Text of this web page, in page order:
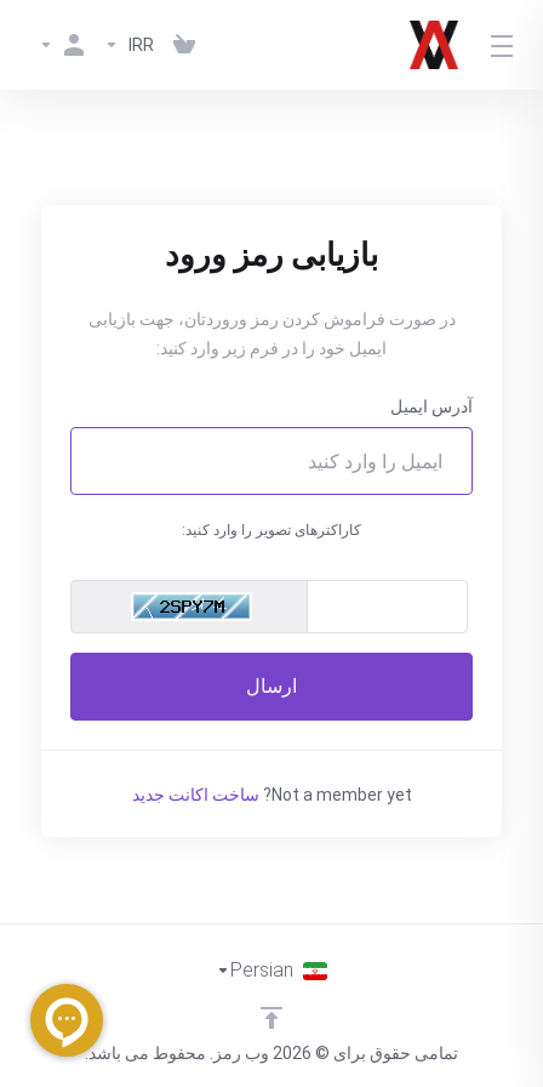
IRR
بازیابی رمز ورود
در صورت فراموش کردن رمز وروردتان، جهت بازیابی
ایمیل خود را در فرم زیر وارد کنید:
آدرس ایمیل
کاراکترهای تصویر را وارد کنید:
ارسال
Not a member yet? ساخت اکانت جدید
تمامی حقوق برای © 2026 وب رمز. محفوط می باشد.
Persian